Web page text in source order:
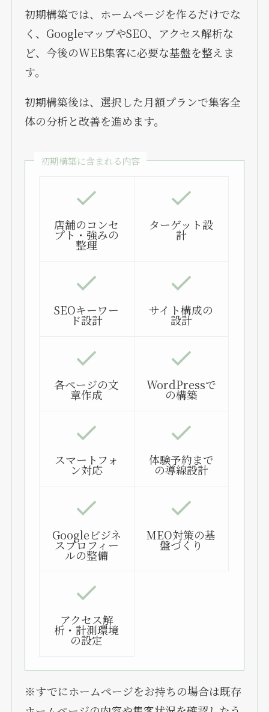
初期構築では、ホームページを作るだけでな
く、GoogleマップやSEO、アクセス解析な
ど、今後のWEB集客に必要な基盤を整えま
す。
初期構築後は、選択した月額プランで集客全
体の分析と改善を進めます。
初期構築に含まれる内容
店舗のコンセ
プト・強みの
整理
ターゲット設
計
SEOキーワー
ド設計
サイト構成の
設計
各ページの文
章作成
WordPressで
の構築
スマートフォ
ン対応
体験予約まで
の導線設計
Googleビジネ
スプロフィー
ルの整備
MEO対策の基
盤づくり
アクセス解
析・計測環境
の設定
※すでにホームページをお持ちの場合は既存